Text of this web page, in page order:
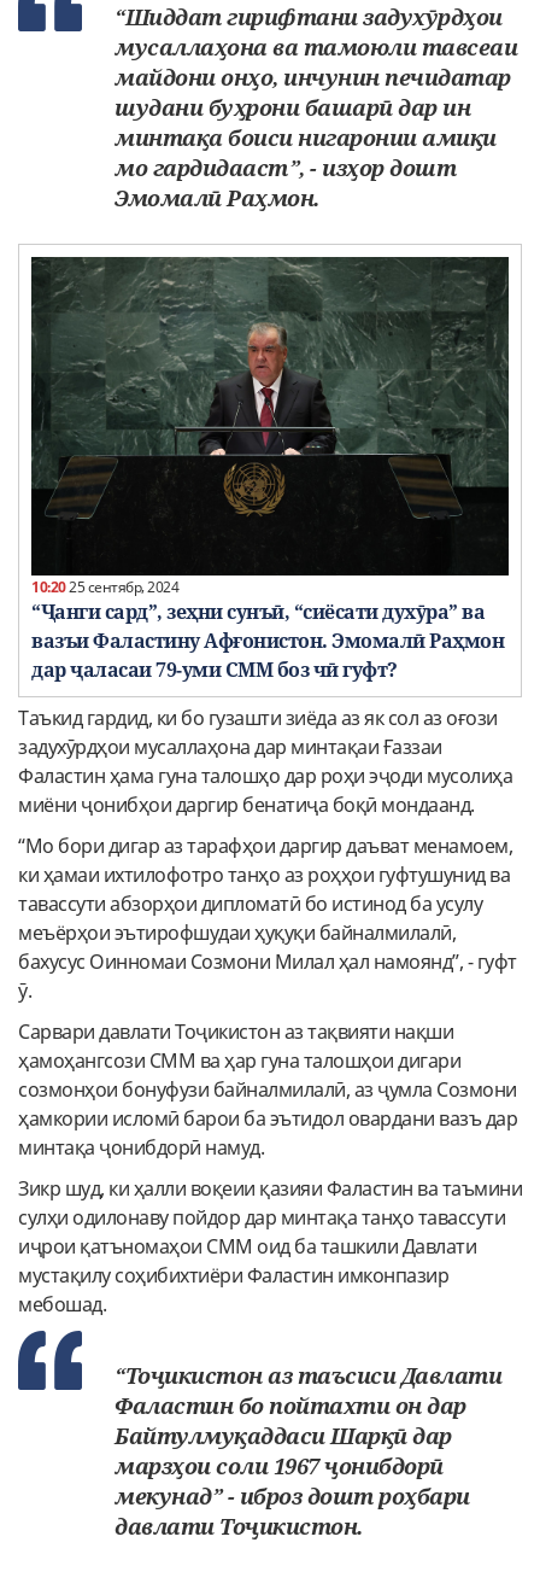
“Шиддат гирифтани задухӯрдҳои
мусаллаҳона ва тамоюли тавсеаи
майдони онҳо, инчунин печидатар
шудани буҳрони башарӣ дар ин
минтақа боиси нигаронии амиқи
мо гардидааст”, - изҳор дошт
Эмомалӣ Раҳмон.
10:2025 сентябр, 2024
“Ҷанги сард”, зеҳни сунъӣ, “сиёсати духӯра” ва
вазъи Фаластину Афғонистон. Эмомалӣ Раҳмон
дар ҷаласаи 79-уми СММ боз чӣ гуфт?
Таъкид гардид, ки бо гузашти зиёда аз як сол аз оғози
задухӯрдҳои мусаллаҳона дар минтақаи Ғаззаи
Фаластин ҳама гуна талошҳо дар роҳи эҷоди мусолиҳа
миёни ҷонибҳои даргир бенатиҷа боқӣ мондаанд.
“Мо бори дигар аз тарафҳои даргир даъват менамоем,
ки ҳамаи ихтилофотро танҳо аз роҳҳои гуфтушунид ва
тавассути абзорҳои дипломатӣ бо истинод ба усулу
меъёрҳои эътирофшудаи ҳуқуқи байналмилалӣ,
бахусус Оинномаи Созмони Милал ҳал намоянд”, - гуфт
ӯ.
Сарвари давлати Тоҷикистон аз тақвияти нақши
ҳамоҳангсози СММ ва ҳар гуна талошҳои дигари
созмонҳои бонуфузи байналмилалӣ, аз ҷумла Созмони
ҳамкории исломӣ барои ба эътидол овардани вазъ дар
минтақа ҷонибдорӣ намуд.
Зикр шуд, ки ҳалли воқеии қазияи Фаластин ва таъмини
сулҳи одилонаву пойдор дар минтақа танҳо тавассути
иҷрои қатъномаҳои СММ оид ба ташкили Давлати
мустақилу соҳибихтиёри Фаластин имконпазир
мебошад.
“Тоҷикистон аз таъсиси Давлати
Фаластин бо пойтахти он дар
Байтулмуқаддаси Шарқӣ дар
марзҳои соли 1967 ҷонибдорӣ
мекунад” - иброз дошт роҳбари
давлати Тоҷикистон.